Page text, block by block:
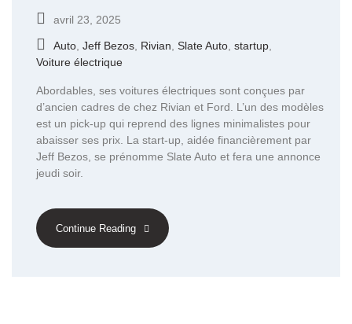
avril 23, 2025
Auto Jeff Bezos Rivian Slate Auto startup
Voiture électrique
Abordables, ses voitures électriques sont conçues par
d’ancien cadres de chez Rivian et Ford. L’un des modèles
est un pick-up qui reprend des lignes minimalistes pour
abaisser ses prix. La start-up, aidée financièrement par
Jeff Bezos, se prénomme Slate Auto et fera une annonce
jeudi soir.
Continue Reading